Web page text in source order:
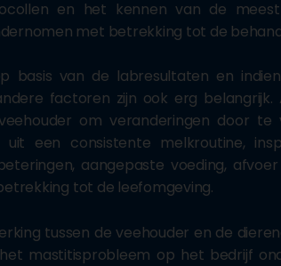
en het kennen van de
met betrekking tot de
basis van de labresultaten en
factoren zijn ook erg belangrijk.
om veranderingen door te
uit een consistente melkroutine,
aangepaste voeding,
tot de leefomgeving.
tussen de veehouder en de
mastitisprobleem op het bedrijf